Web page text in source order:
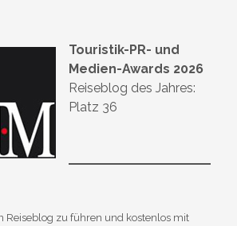
Touristik-PR- und
Medien-Awards 2026
Reiseblog des Jahres:
Platz 36
Reiseblog zu führen und kostenlos mit